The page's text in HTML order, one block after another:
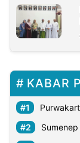
KABAR
Sumenep